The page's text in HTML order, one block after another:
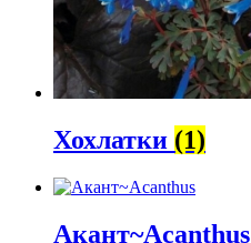
Хохлатки (1)
Акант~Acanthus